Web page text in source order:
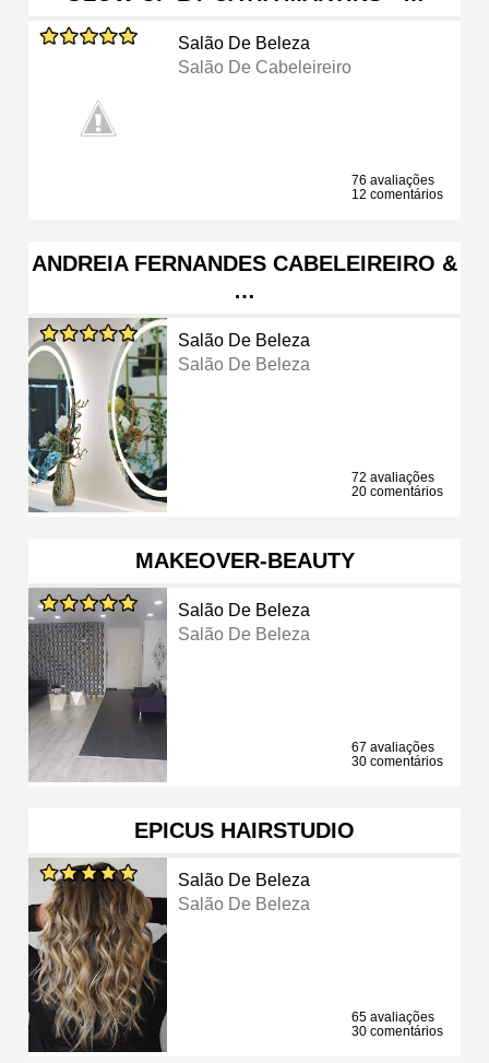
Salão De Beleza
Salão De Cabeleireiro
76 avaliações
12 comentários
ANDREIA FERNANDES CABELEIREIRO &
…
Salão De Beleza
Salão De Beleza
72 avaliações
20 comentários
MAKEOVER-BEAUTY
Salão De Beleza
Salão De Beleza
67 avaliações
30 comentários
EPICUS HAIRSTUDIO
Salão De Beleza
Salão De Beleza
65 avaliações
30 comentários